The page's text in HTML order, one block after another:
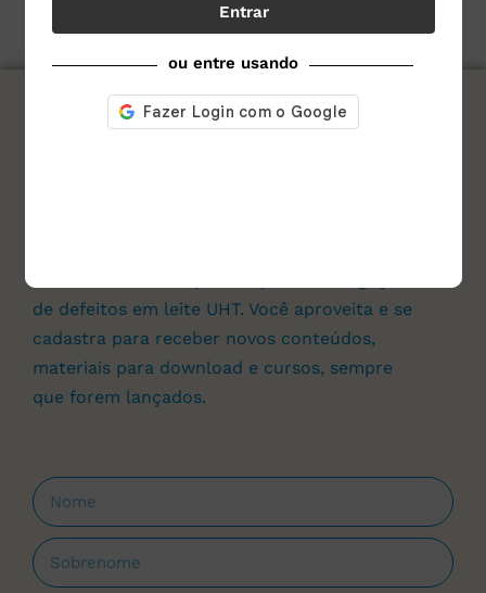
assine nosso site e
de defeitos em leite UHT. Você aproveita e se
cadastra para receber novos conteúdos,
materiais para download e cursos, sempre
que forem lançados.
Entrar
ou entre usando